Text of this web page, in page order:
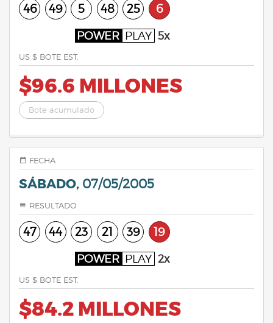
46 49 5 48 25 6
POWER PLAY 5x
US $ BOTE EST.
$96.6 MILLONES
Bote acumulado
FECHA
SÁBADO, 07/05/2005
RESULTADO
47 44 23 21 39 19
POWER PLAY 2x
US $ BOTE EST.
$84.2 MILLONES